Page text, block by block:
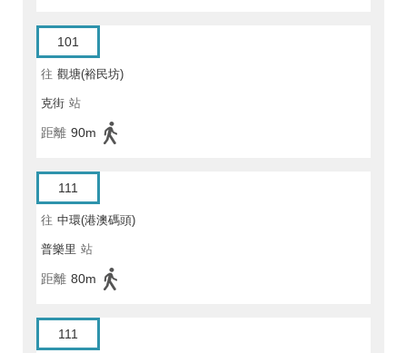
101
往 觀塘(裕民坊)
克街 站
距離 90m
111
往 中環(港澳碼頭)
普樂里 站
距離 80m
111